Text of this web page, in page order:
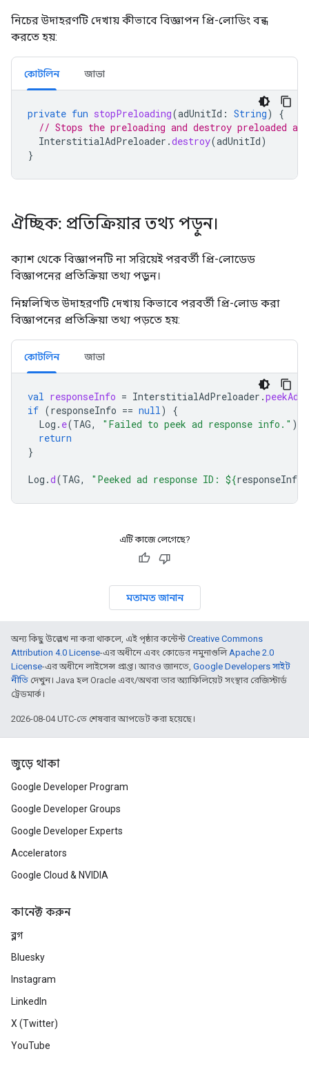
নিচের উদাহরণটি দেখায় কীভাবে বিজ্ঞাপন প্রি-লোডিং বন্ধ
করতে হয়:
কোটলিন জাভা
private fun stopPreloading(adUnitId : String)
{
// Stops the preloading and destroy preloaded
InterstitialAdPreloader .destroy(adUnitId)
}
ঐচ্ছিক: প্রতিক্রিয়ার তথ্য পড়ুন।
ক্যাশ থেকে বিজ্ঞাপনটি না সরিয়েই পরবর্তী প্রি-লোডেড
বিজ্ঞাপনের প্রতিক্রিয়া তথ্য পড়ুন।
নিম্নলিখিত উদাহরণটি দেখায় কিভাবে পরবর্তী প্রি-লোড করা
বিজ্ঞাপনের প্রতিক্রিয়া তথ্য পড়তে হয়:
কোটলিন জাভা
val responseInfo = InterstitialAdPreloader .
if (responseInfo == null)
{
Log . e(TAG, "Failed to peek ad response info." )
return
}
Log .d(TAG, "Peeked ad response ID: ${responseInfo
এটি কাজে লেগেছে?
মতামত জানান
অন্য কিছু উল্লেখ না করা থাকলে, এই পৃষ্ঠার কন্টেন্ট Creative Commons
Attribution 4.0 License-এর অধীনে এবং কোডের নমুনাগুলিApache 2.0
License-এর অধীনে লাইসেন্স প্রাপ্ত। আরও জানতে, Google Developers সাইট
নীতি দেখুন। Java হল Oracle এবং/অথবা তার অ্যাফিলিয়েট সংস্থার রেজিস্টার্ড
ট্রেডমার্ক।
2026-08-04 UTC-তে শেষবার আপডেট করা হয়েছে।
জুড়ে থাকা
Google Developer Program
Google Developer Groups
Google Developer Experts
Accelerators
Google Cloud & NVIDIA
কানেক্ট করুন
ব্লগ
Bluesky
Instagram
LinkedIn
X (Twitter)
YouTube